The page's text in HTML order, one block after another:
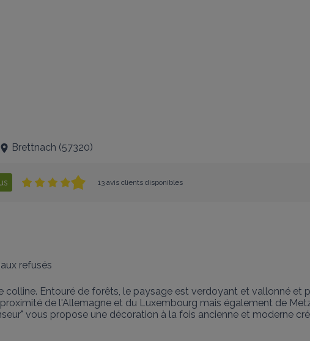
Brettnach (57320)
13 avis clients disponibles
refusés
colline. Entouré de forêts, le paysage est verdoyant et vallonné et
de l'Allemagne et du Luxembourg mais également de
vous propose une décoration à la fois ancienne et moderne